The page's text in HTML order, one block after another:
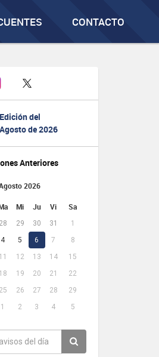
CONTACTO
Edición del
de 2026
Anteriores
2026
Mi Ju Vi Sa
28 29 30 31
1
4 5 6 7
8
11 12 13 14
15
18 19 20 21
22
25 26 27 28
29
1 2 3 4 5